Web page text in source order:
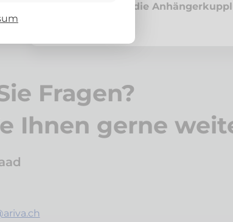
Anbauteilen für die
Fragen?
Ihnen gerne